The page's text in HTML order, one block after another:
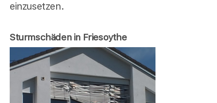
einzusetzen.
Sturmschäden in Friesoythe